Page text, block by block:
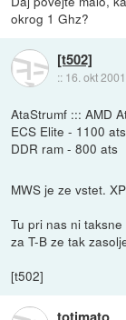
okrog 1 Ghz?
[t502]
:: 16. okt
AtaStrumf ::: AMD
ECS Elite - 1100 ats
DDR ram - 800 ats
MWS je ze vstet.
Tu pri nas ni
za T-B ze tak
[t502]